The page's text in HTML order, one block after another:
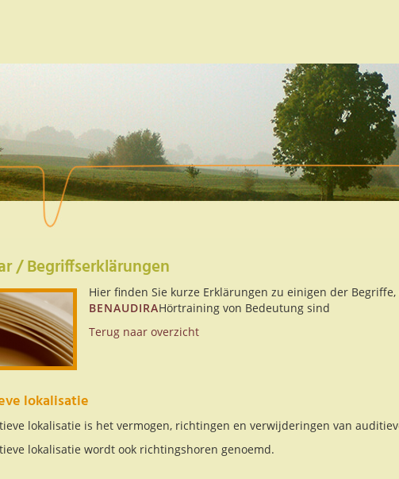
/ Begriffserklärungen
Hier finden Sie kurze Erklärungen zu einigen der
BENAUDIRAHörtraining von Bedeutung sind
Terug naar overzicht
lokalisatie
lokalisatie is het vermogen, richtingen en verwijderingen van
lokalisatie wordt ook richtingshoren genoemd.